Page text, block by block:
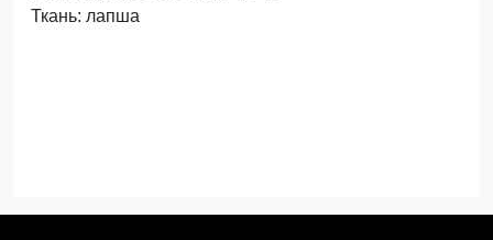
Ткань: лапша